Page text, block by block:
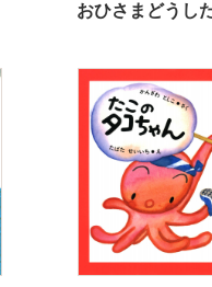
おひさまどうし